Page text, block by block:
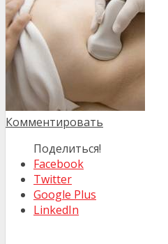
Комментировать
Поделиться!
Facebook
Twitter
Google Plus
LinkedIn